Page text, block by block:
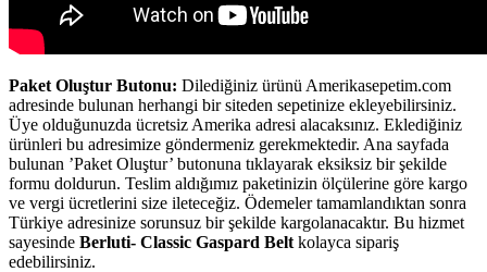
Paket Oluştur Butonu: Dilediğiniz ürünü Amerikasepetim.com
adresinde bulunan herhangi bir siteden sepetinize ekleyebilirsiniz.
Üye olduğunuzda ücretsiz Amerika adresi alacaksınız. Eklediğiniz
ürünleri bu adresimize göndermeniz gerekmektedir. Ana sayfada
bulunan ’Paket Oluştur’ butonuna tıklayarak eksiksiz bir şekilde
formu doldurun. Teslim aldığımız paketinizin ölçülerine göre kargo
ve vergi ücretlerini size ileteceğiz. Ödemeler tamamlandıktan sonra
Türkiye adresinize sorunsuz bir şekilde kargolanacaktır. Bu hizmet
sayesinde Berluti- Classic Gaspard Belt kolayca sipariş
edebilirsiniz.